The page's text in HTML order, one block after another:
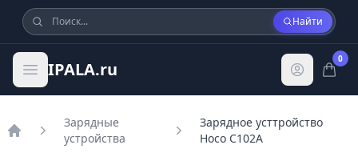
Найти
IPALA.ru
0
Зарядные
устройства
Зарядное усттройство
Hoco C102A